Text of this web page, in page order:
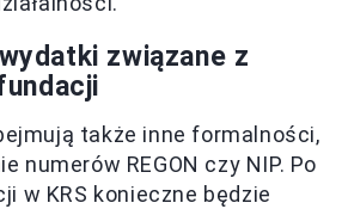
związane z
także inne formalności,
numerów REGON czy NIP. Po
w KRS konieczne będzie